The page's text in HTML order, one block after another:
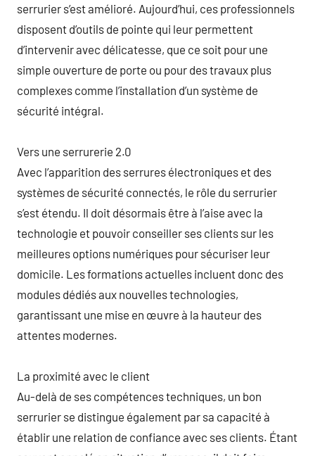
serrurier s’est amélioré. Aujourd’hui, ces professionnels
disposent d’outils de pointe qui leur permettent
d’intervenir avec délicatesse, que ce soit pour une
simple ouverture de porte ou pour des travaux plus
complexes comme l’installation d’un système de
sécurité intégral.
Vers une serrurerie 2.0
Avec l’apparition des serrures électroniques et des
systèmes de sécurité connectés, le rôle du serrurier
s’est étendu. Il doit désormais être à l’aise avec la
technologie et pouvoir conseiller ses clients sur les
meilleures options numériques pour sécuriser leur
domicile. Les formations actuelles incluent donc des
modules dédiés aux nouvelles technologies,
garantissant une mise en œuvre à la hauteur des
attentes modernes.
La proximité avec le client
Au-delà de ses compétences techniques, un bon
serrurier se distingue également par sa capacité à
établir une relation de confiance avec ses clients. Étant